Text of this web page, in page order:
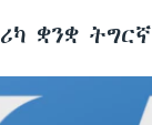
ቋንቋ ትግርኛ